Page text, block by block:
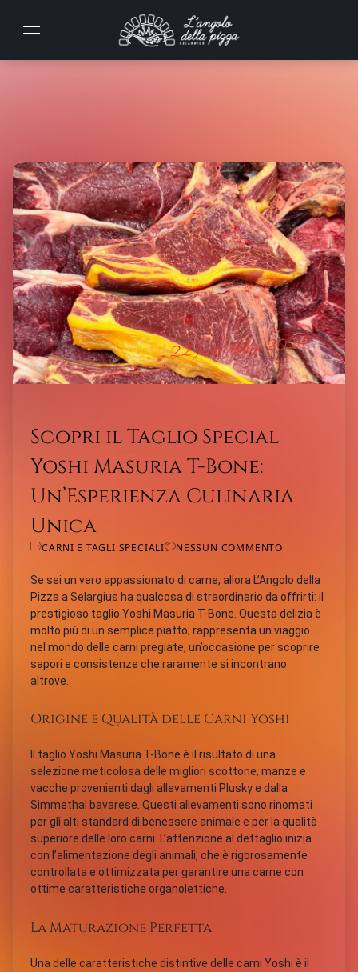
22 Novembre 2024
Scopri il Taglio Special
Yoshi Masuria T-Bone:
Un’Esperienza Culinaria
Unica
CARNI E TAGLI SPECIALI NESSUN COMMENTO
Se sei un vero appassionato di carne, allora L’Angolo della
Pizza a Selargius ha qualcosa di straordinario da offrirti: il
prestigioso taglio Yoshi Masuria T-Bone. Questa delizia è
molto più di un semplice piatto; rappresenta un viaggio
nel mondo delle carni pregiate, un’occasione per scoprire
sapori e consistenze che raramente si incontrano
altrove.
Origine e Qualità delle Carni Yoshi
Il taglio Yoshi Masuria T-Bone è il risultato di una
selezione meticolosa delle migliori scottone, manze e
vacche provenienti dagli allevamenti Plusky e dalla
Simmethal bavarese. Questi allevamenti sono rinomati
per gli alti standard di benessere animale e per la qualità
superiore delle loro carni. L’attenzione al dettaglio inizia
con l’alimentazione degli animali, che è rigorosamente
controllata e ottimizzata per garantire una carne con
ottime caratteristiche organolettiche.
La Maturazione Perfetta
Una delle caratteristiche distintive delle carni Yoshi è il